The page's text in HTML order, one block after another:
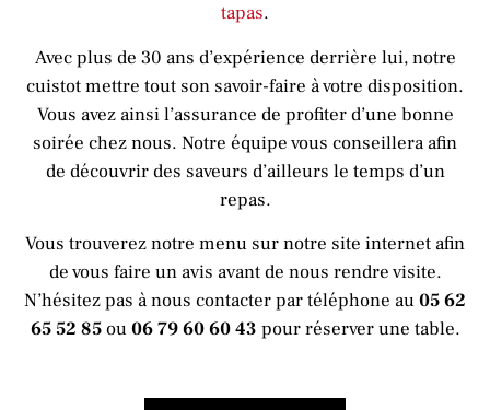
tapas.
Avec plus de 30 ans d’expérience derrière lui, notre
cuistot mettre tout son savoir-faire à votre disposition.
Vous avez ainsi l’assurance de profiter d’une bonne
soirée chez nous. Notre équipe vous conseillera afin
de découvrir des saveurs d’ailleurs le temps d’un
repas.
Vous trouverez notre menu sur notre site internet afin
de vous faire un avis avant de nous rendre visite.
N’hésitez pas à nous contacter par téléphone au05 62
65 52 85ou06 79 60 60 43 pour réserver une table.